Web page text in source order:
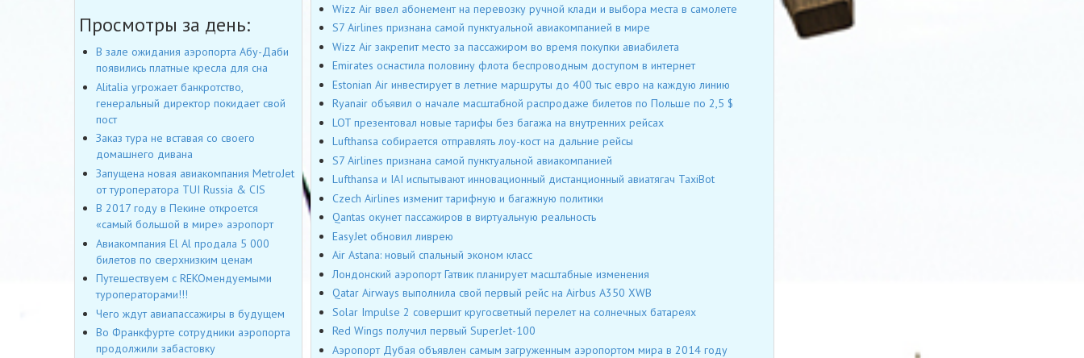
Wizz Air ввел абонемент на перевозку ручной клади и выбора места в самолете
S7 Airlines признана самой пунктуальной авиакомпанией в мире
Wizz Air закрепит место за пассажиром во время покупки авиабилета
Emirates оснастила половину флота беспроводным доступом в интернет
Estonian Air инвестирует в летние маршруты до 400 тыс евро на каждую линию
Ryanair объявил о начале масштабной распродаже билетов по Польше по 2,5 $
LOT презентовал новые тарифы без багажа на внутренних рейсах
Lufthansa собирается отправлять лоу-кост на дальние рейсы
S7 Airlines признана самой пунктуальной авиакомпанией
Lufthansa и IAI испытывают инновационный дистанционный авиатягач TaxiBot
Czech Airlines изменит тарифную и багажную политики
Qantas окунет пассажиров в виртуальную реальность
EasyJet обновил ливрею
Air Astana: новый спальный эконом класс
Лондонский аэропорт Гатвик планирует масштабные изменения
Qatar Airways выполнила свой первый рейс на Airbus A350 XWB
Solar Impulse 2 совершит кругосветный перелет на солнечных батареях
Red Wings получил первый SuperJet-100
Аэропорт Дубая объявлен самым загруженным аэропортом мира в 2014 году
Просмотры за день:
В зале ожидания аэропорта Абу-Даби
появились платные кресла для сна
Alitalia угрожает банкротство,
генеральный директор покидает свой
пост
Заказ тура не вставая со своего
домашнего дивана
Запущена новая авиакомпания MetroJet
от туроператора TUI Russia & CIS
В 2017 году в Пекине откроется
«самый большой в мире» аэропорт
Авиакомпания El Al продала 5 000
билетов по сверхнизким ценам
Путешествуем с REKOмендуемыми
туроператорами!!!
Чего ждут авиапассажиры в будущем
Во Франкфурте сотрудники аэропорта
продолжили забастовку